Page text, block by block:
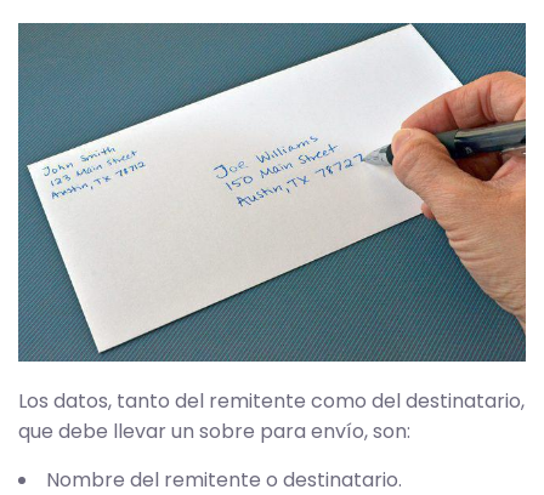
Los datos, tanto del remitente como del destinatario,
que debe llevar un sobre para envío, son:
Nombre del remitente o destinatario.